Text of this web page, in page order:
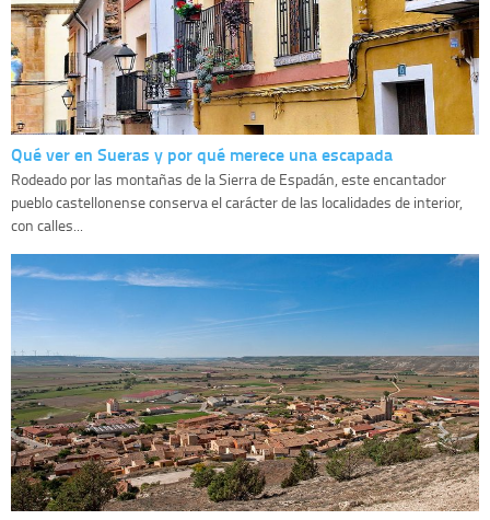
Qué ver en Sueras y por qué merece una escapada
Rodeado por las montañas de la Sierra de Espadán, este encantador
pueblo castellonense conserva el carácter de las localidades de interior,
con calles...